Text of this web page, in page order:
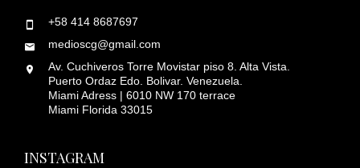
+58 414 8687697
medioscg@gmail.com
Av. Cuchiveros Torre Movistar piso 8. Alta Vista.
Puerto Ordaz Edo. Bolivar. Venezuela.
Miami Adress | 6010 NW 170 terrace
Miami Florida 33015
INSTAGRAM